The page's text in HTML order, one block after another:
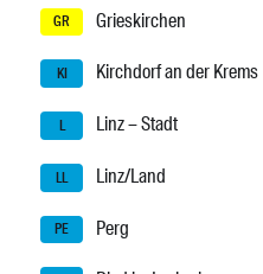
GR Grieskirchen
KI Kirchdorf an der Krems
L Linz – Stadt
LL Linz/Land
PE Perg